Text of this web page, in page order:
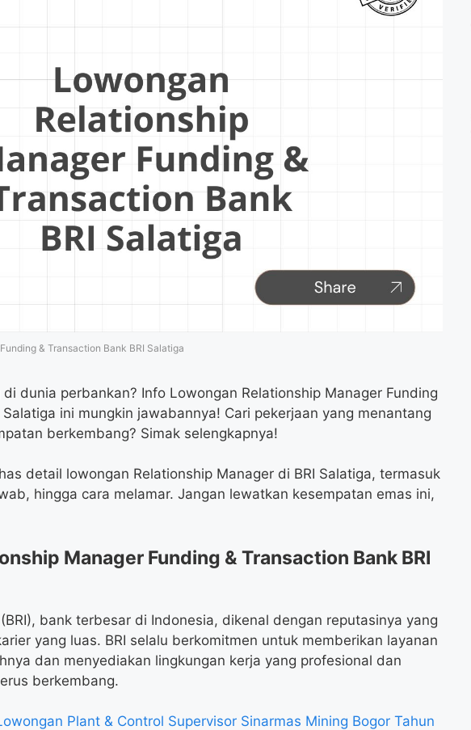
& Transaction Bank BRI Salatiga
dunia perbankan? Info Lowongan Relationship Manager Funding
Salatiga ini mungkin jawabannya! Cari pekerjaan yang menantang
berkembang? Simak selengkapnya!
detail lowongan Relationship Manager di BRI Salatiga, termasuk
hingga cara melamar. Jangan lewatkan kesempatan emas ini,
Manager Funding & Transaction Bank BRI
bank terbesar di Indonesia, dikenal dengan reputasinya yang
yang luas. BRI selalu berkomitmen untuk memberikan layanan
dan menyediakan lingkungan kerja yang profesional dan
berkembang.
Plant & Control Supervisor Sinarmas Mining Bogor Tahun